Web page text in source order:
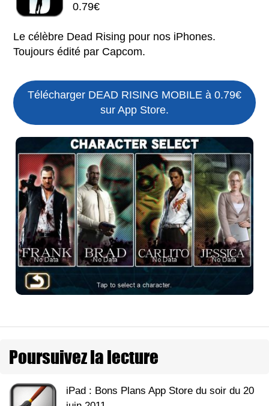
0.79€
Le célèbre Dead Rising pour nos iPhones.
Toujours édité par Capcom.
Télécharger DEAD RISING MOBILE à 0.79€
sur App Store.
Poursuivez la lecture
iPad : Bons Plans App Store du soir du 20